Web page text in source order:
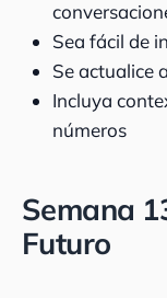
Sea fácil de
Se actualice
Incluya
números
Semana
Futuro